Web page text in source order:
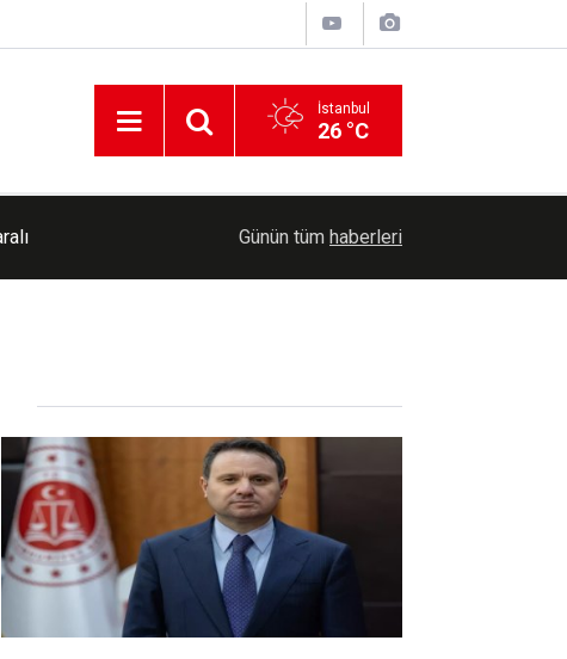
İstanbul
26 °C
Diyarbakır'da motosikletin araca çarpma anı
Günün tüm haberleri